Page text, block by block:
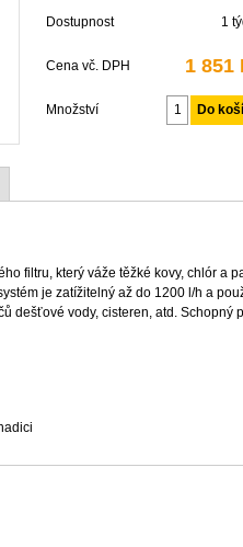
Dostupnost 1
Cena vč. DPH 1 851
Množství
filtru, který váže těžké kovy, chlór a
je zatížitelný až do 1200 l/h a
dešťové vody, cisteren, atd. Schopný